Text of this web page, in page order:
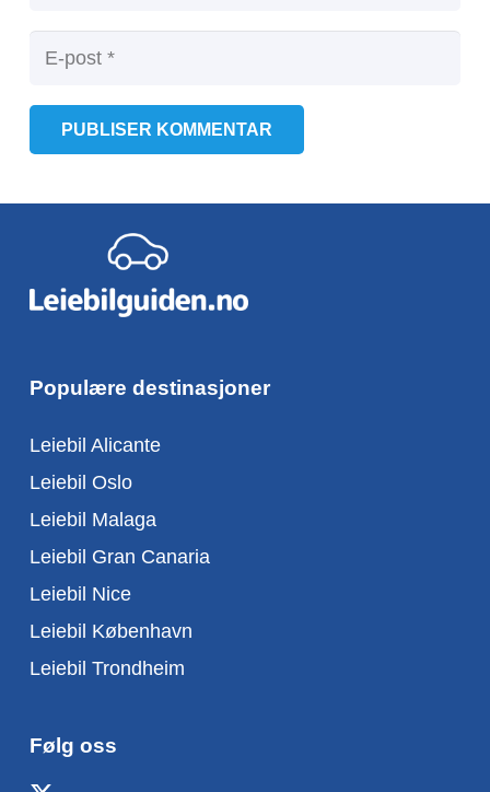
PUBLISER KOMMENTAR
Populære destinasjoner
Leiebil Alicante
Leiebil Oslo
Leiebil Malaga
Leiebil Gran Canaria
Leiebil Nice
Leiebil København
Leiebil Trondheim
Følg oss